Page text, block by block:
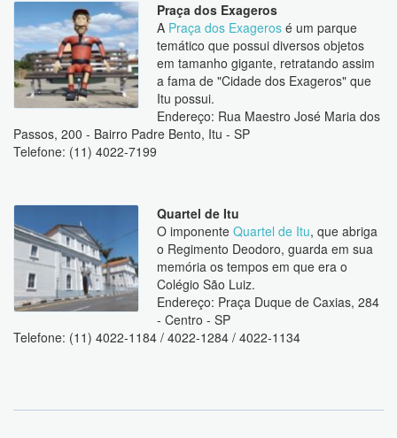
Praça dos Exageros
A Praça dos Exageros é um parque
temático que possui diversos objetos
em tamanho gigante, retratando assim
a fama de "Cidade dos Exageros" que
Itu possui.
Endereço: Rua Maestro José Maria dos
Passos, 200 - Bairro Padre Bento, Itu - SP
Telefone: (11) 4022-7199
Quartel de Itu
O imponente Quartel de Itu, que abriga
o Regimento Deodoro, guarda em sua
memória os tempos em que era o
Colégio São Luiz.
Endereço: Praça Duque de Caxias, 284
- Centro - SP
Telefone: (11) 4022-1184 / 4022-1284 / 4022-1134